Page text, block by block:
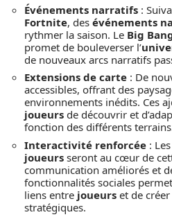
Événements narratifs :
Fortnite, des événements
rythmer la saison. Le Big
promet de bouleverser l’
de nouveaux arcs narratifs
Extensions de carte : De
accessibles, offrant des
environnements inédits. Ces
joueurs de découvrir et
fonction des différents
Interactivité renforcée :
joueurs seront au cœur de
communication améliorés et
fonctionnalités sociales
liens entre joueurs et de
stratégiques.